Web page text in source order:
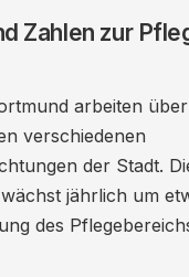
Zahlen zur
arbeiten
verschiedenen
der Stadt.
jährlich um
des